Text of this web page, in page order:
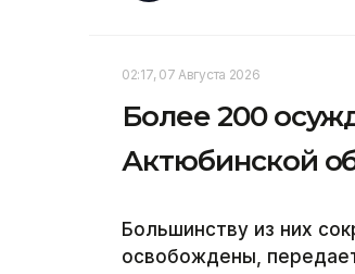
02:17, 07 Августа 2026
Более 200
Актюбинской
Большинству из них
освобождены,